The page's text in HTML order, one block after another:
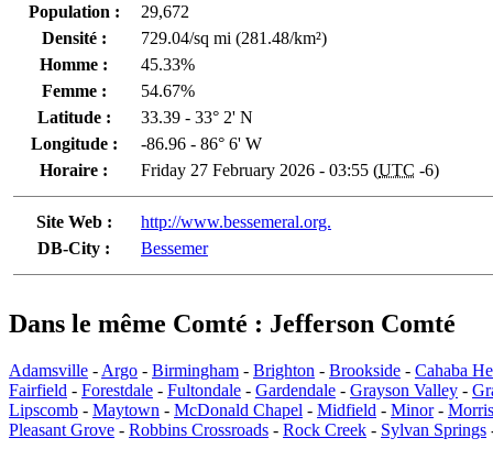
Population :
29,672
Densité :
729.04/sq mi (281.48/km²)
Homme :
45.33%
Femme :
54.67%
Latitude :
33.39 - 33° 2' N
Longitude :
-86.96 - 86° 6' W
Horaire :
Friday 27 February 2026 - 03:55 (UTC -6)
Site Web :
http://www.bessemeral.org.
DB-City :
Bessemer
Dans le même Comté : Jefferson Comté
Adamsville - Argo - Birmingham - Brighton - Brookside - Cahaba
Fairfield - Forestdale - Fultondale - Gardendale - Grayson Valley -
Lipscomb - Maytown - McDonald Chapel - Midfield - Minor- Morris
Pleasant Grove - Robbins Crossroads - Rock Creek - Sylvan Springs